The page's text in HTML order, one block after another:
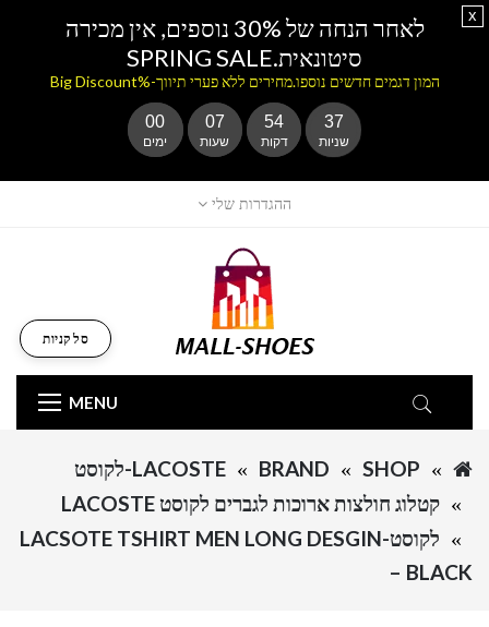
ההגדרות שלי
MENU
סל קניות
SHOP
BRAND
LACOSTE-לקוסט
קטלוג חולצות ארוכות לגברים לקוסט LACOSTE
לקוסט-LACSOTE TSHIRT MEN LONG DESGIN
– BLACK
לאחר הנחה של 30% נוספים, אין מכירה
סיטונאית.SPRING SALE
המון דגמים חדשים נוספו.מחירים ללא פערי תיווך-%Big Discount
00
ימים
07
שעות
54
דקות
37
שניות
x